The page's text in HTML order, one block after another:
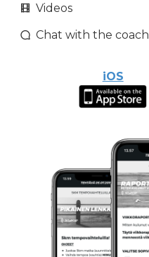
Videos
Chat with the coach
iOS